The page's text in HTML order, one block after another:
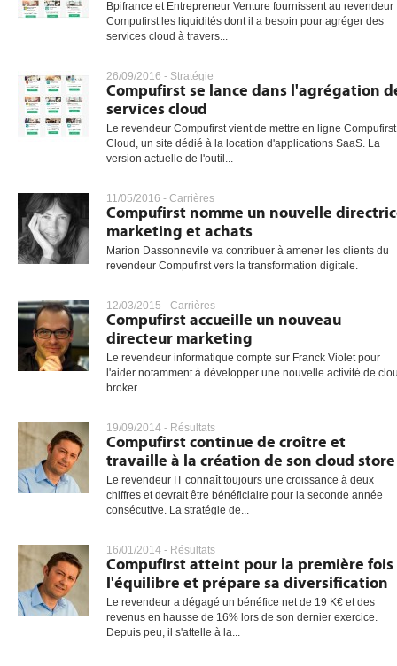
Bpifrance et Entrepreneur Venture fournissent au revendeur
Compufirst les liquidités dont il a besoin pour agréger des
services cloud à travers...
26/09/2016 - Stratégie
Compufirst se lance dans l'agrégation
services cloud
Le revendeur Compufirst vient de mettre en ligne Compufirst
Cloud, un site dédié à la location d'applications SaaS. La
version actuelle de l'outil...
11/05/2016 - Carrières
Compufirst nomme un nouvelle
marketing et achats
Marion Dassonnevile va contribuer à amener les clients du
revendeur Compufirst vers la transformation digitale.
12/03/2015 - Carrières
Compufirst accueille un nouveau
directeur marketing
Le revendeur informatique compte sur Franck Violet pour
l'aider notamment à développer une nouvelle activité de
broker.
19/09/2014 - Résultats
Compufirst continue de croître et
travaille à la création de son cloud store
Le revendeur IT connaît toujours une croissance à deux
chiffres et devrait être bénéficiaire pour la seconde année
consécutive. La stratégie de...
16/01/2014 - Résultats
Compufirst atteint pour la première fois
l'équilibre et prépare sa diversification
Le revendeur a dégagé un bénéfice net de 19 K€ et des
revenus en hausse de 16% lors de son dernier exercice.
Depuis peu, il s'attelle à la...